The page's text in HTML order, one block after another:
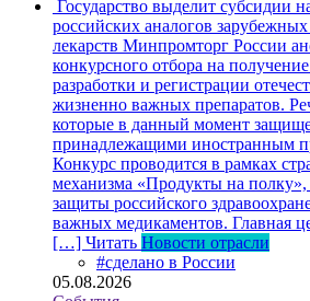
Государство выделит субсидии
российских аналогов
лекарств Минпромторг России
конкурсного отбора на
разработки и регистрации
жизненно важных препаратов.
которые в данный момент
принадлежащими иностранным
Конкурс проводится в рамках
механизма «Продукты на полку»,
защиты российского
важных медикаментов. Главная
[…] Читать Новости отрасли
#сделано в России
05.08.2026